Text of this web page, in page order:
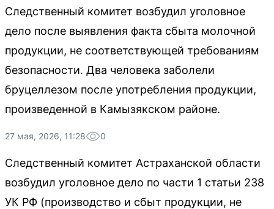
Следственный комитет возбудил уголовное
дело после выявления факта сбыта молочной
продукции, не соответствующей требованиям
безопасности. Два человека заболели
бруцеллезом после употребления продукции,
произведенной в Камызякском районе.
27 мая, 2026, 11:28 0
Следственный комитет Астраханской области
возбудил уголовное дело по части 1 статьи 238
УК РФ (производство и сбыт продукции, не